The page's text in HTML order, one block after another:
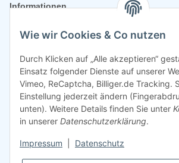
Informationen
Rechtliches
Wie wir Cookies & Co nutzen
Durch Klicken auf „Alle akzeptieren“
Einsatz folgender Dienste auf unserer
Vimeo, ReCaptcha, Billiger.de Tracking.
Einstellung jederzeit ändern
unten). Weitere Details finden Sie unter
in unserer Datenschutzerklärung.
Impressum Datenschutz